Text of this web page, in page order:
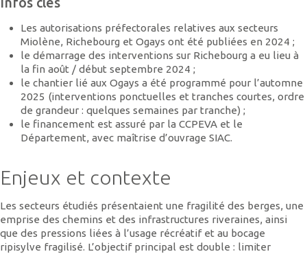
Les autorisations préfectorales relatives aux secteurs
Miolène, Richebourg et Ogays ont été publiées en 2024 ;
le démarrage des interventions sur Richebourg a eu lieu à
la fin août / début septembre 2024 ;
le chantier lié aux Ogays a été programmé pour l’automne
2025 (interventions ponctuelles et tranches courtes, ordre
de grandeur : quelques semaines par tranche) ;
le financement est assuré par la CCPEVA et le
Département, avec maîtrise d’ouvrage SIAC.
Enjeux et contexte
Les secteurs étudiés présentaient une fragilité des berges, une
emprise des chemins et des infrastructures riveraines, ainsi
que des pressions liées à l’usage récréatif et au bocage
ripisylve fragilisé. L’objectif principal est double : limiter